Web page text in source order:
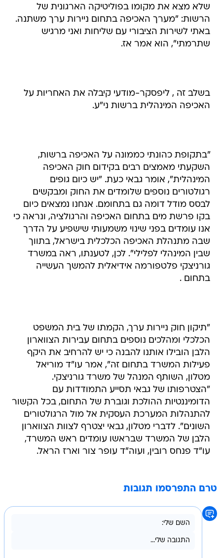
שלא מצא את מקומו בפוליטיקה הארגונית של
הרשות: "מערך האכיפה בתחום ניירות ערך משתנה.
באתי לשירות הציבורי עם שליחות ואני מרגיש
שתרמתי", הוא אמר אז.
בשלב זה , ליפסקר-מודעי קיבלה את האחריות על
האכיפה המינהלית ברשות ני"ע.
"בתקופת כהונתי כממונה על האכיפה ברשות,
השקעתי מאמצים רבים בקידום חוק האכיפה
המינהלית", אומר גבאי כעת. "יש כיום גופים
רגולטורים נוספים שלומדים את החוק ומבקשים
לבסס מודל דומה גם בתחומם. אנחנו נמצאים כיום
בקו פרשת מים בתחום האכיפה והרגולציה, ונראה כי
אנו עומדים בפני שינוי משמעותי שישפיע על הדרך
שבה מתנהלת האכיפה הכלכלית בישראל, בתווך
שבין המינהלי לפלילי". לכן, לטענתו, ראה במשרד
גורניצקי פלטפורמה אידיאלית להמשך העשייה
בתחום .
"תיקון חוק ניירות ערך, הקמתו של בית המשפט
הכלכלי ומהלכים נוספים בתחום עבירות הצווארון
הלבן הובילו אותנו להבנה כי יש להרחיב את היקף
פעילות המשרד בתחום זה", אמר עו"ד מוריאל
מטלון, השותף המנהל של משרד גורניצקי.
"הצטרפותו של גבאי תסייע התמודדות עם
הדומיננטיות ההולכת וגוברת של התחום, בכל הקשור
להתנהלות המערכת העסקית אל מול הרגולטורים
השונים". לדברי מטלון, גבאי יצטרף לצוות הצווארון
הלבן של המשרד שבראשו עומדים ראש המשרד,
עו"ד פנחס רובין, ועוה"ד עופר צור וארז הראל.
טרם התפרסמו תגובות